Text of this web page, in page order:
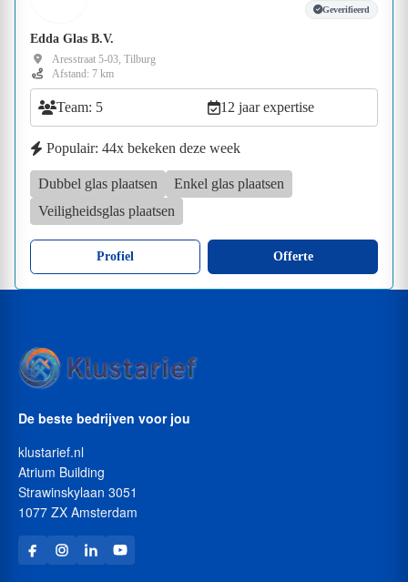
Geverifieerd
Edda Glas B.V.
Aresstraat 5-03, Tilburg
Afstand: 7 km
Team: 5 12 jaar expertise
Populair: 44x bekeken deze week
Dubbel glas plaatsen
Enkel glas plaatsen
Veiligheidsglas plaatsen
Profiel Offerte
De beste bedrijven voor jou
klustarief.nl
Atrium Building
Strawinskylaan 3051
1077 ZX Amsterdam